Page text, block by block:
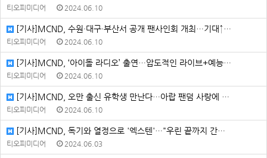
티오피미디어 2024.06.10
[기사]MCND, 수원·대구·부산서 공개 팬사인회 개최…기대↑…
티오피미디어 2024.06.10
[기사]MCND, ‘아이돌 라디오’ 출연…압도적인 라이브+예능…
티오피미디어 2024.06.10
[기사]MCND, 오만 출신 유학생 만난다…아랍 팬덤 사랑에 …
티오피미디어 2024.06.10
[기사]MCND, 독기와 열정으로 '엑스텐'…"우린 끝까지 간…
티오피미디어 2024.06.03